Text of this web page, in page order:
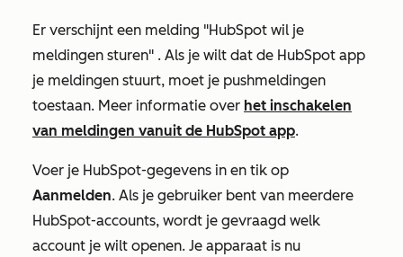
Er verschijnt een melding "HubSpot wil je
meldingen sturen" . Als je wilt dat de HubSpot app
je meldingen stuurt, moet je pushmeldingen
toestaan. Meer informatie over het inschakelen
van meldingen vanuit de HubSpot app.
Voer je HubSpot-gegevens in en tik op
Aanmelden. Als je gebruiker bent van meerdere
HubSpot-accounts, wordt je gevraagd welk
account je wilt openen. Je apparaat is nu